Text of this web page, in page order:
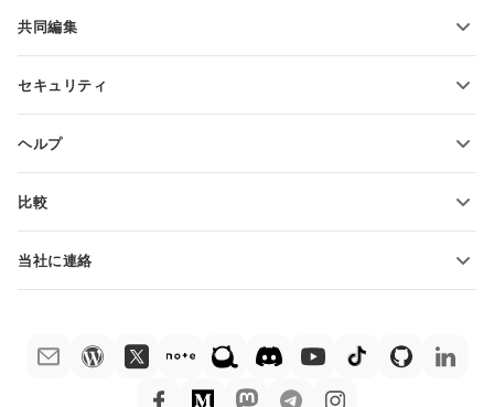
無料アカウントをリクエスト
共同編集
翻訳者向け
セキュリティ
ヘルプ
ヘルプ・センター
デモ注文
比較
ONLYOFFICE Docs vs Google Docs
ONLYOFFICE Docs vs WPS
ONLYOFFICE Docs vs Adobe Acrobat
当社に連絡
プレスリリースに関する質問press@onlyoffice.com
折返し電話をリクエスト